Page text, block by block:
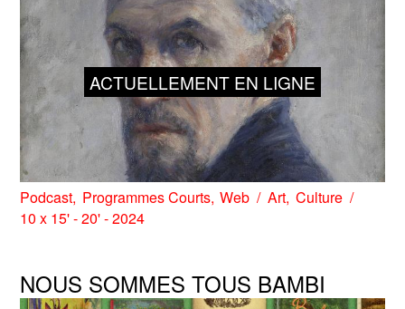
ACTUELLEMENT EN LIGNE
Podcast Programmes Courts Web Art Culture
10 x 15' - 20' - 2024
NOUS SOMMES TOUS BAMBI